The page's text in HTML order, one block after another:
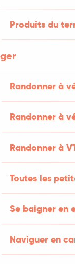
Produits du
Randonner à
Randonner à
Randonner à
Toutes les
Se baigner en
Naviguer en